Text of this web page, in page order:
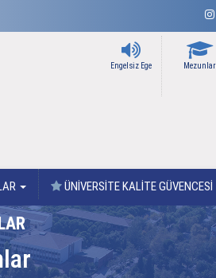
Mezunlar
Engelsiz Ege
ÜNİVERSİTE KALİTE GÜVENCESİ